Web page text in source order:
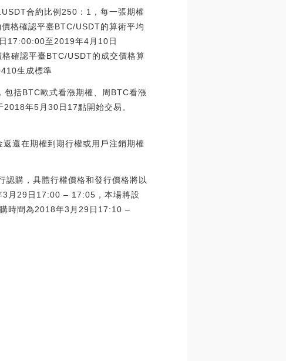
合約比例250：1，每一張期權
格確認平臺BTC/USDT的算術平均
17:00:00至2019年4月10日
確認平臺BTC/USDT的成交價格算
生成標準
括BTC歐式看漲期權、周BTC看漲
年5月30日17點開始交易。
還在期權到期行權或用戶注銷期權
購，具體行權價格和發行價格將以
3月29日17:00 – 17:05，本場將設
時間為2018年3月29日17:10 –